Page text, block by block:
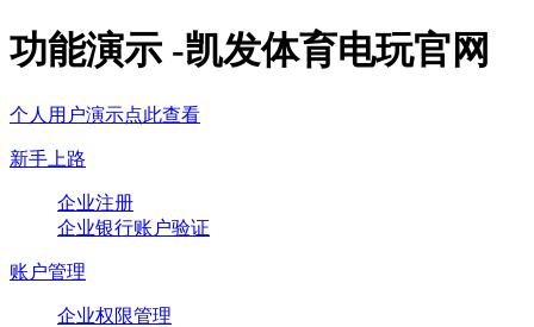
功能演示 -凯发体育电玩官网
个人用户演示点此查看
新手上路
企业注册
企业银行账户验证
账户管理
企业权限管理